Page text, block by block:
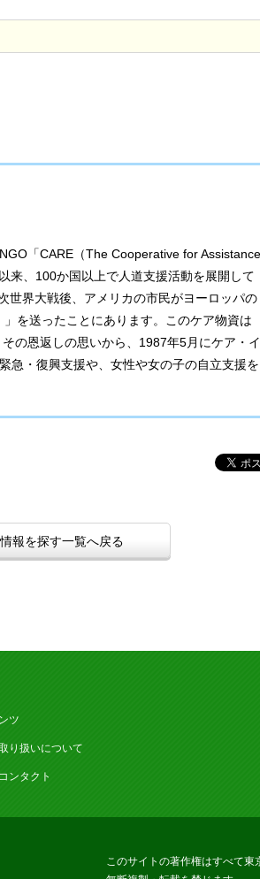
「CARE（The Cooperative for Assistance
来、100か国以上で人道支援活動を展開して
世界大戦後、アメリカの市民がヨーロッパの
を送ったことにあります。このケア物資は
の恩返しの思いから、1987年5月にケア・イ
急・復興支援や、女性や女の子の自立支援を
情報を探す一覧へ戻る
ツ
り扱いについて
ンタクト
このサイトの著作権はすべて